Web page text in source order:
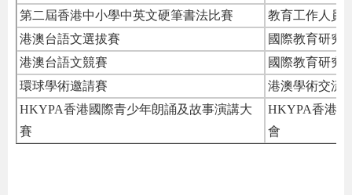
第二屆香港中小學中英文硬筆書法比賽
教育工作人員
港澳台語文選拔賽
國際教育研究
港澳台語文競賽
國際教育研究
環球學術邀請賽
港澳學術交流
HKYPA香港國際青少年朗誦及故事演講大
賽
HKYPA香港
會